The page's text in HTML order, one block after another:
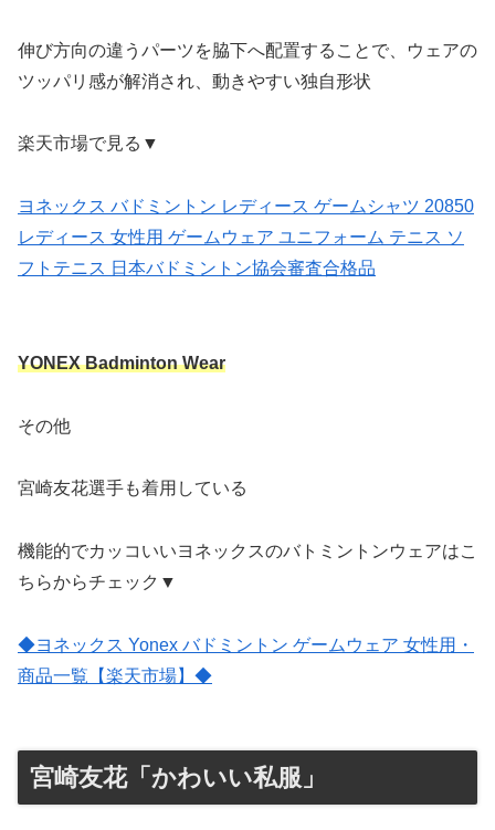
伸び方向の違うパーツを脇下へ配置することで、ウェアの
ツッパリ感が解消され、動きやすい独自形状
楽天市場で見る▼
ヨネックス バドミントン レディース ゲームシャツ 20850
レディース 女性用 ゲームウェア ユニフォーム テニス ソ
フトテニス 日本バドミントン協会審査合格品
YONEX Badminton Wear
その他
宮崎友花選手も着用している
機能的でカッコいいヨネックスのバトミントンウェアはこ
ちらからチェック▼
◆ヨネックス Yonex バドミントン ゲームウェア 女性用・
商品一覧【楽天市場】◆
宮崎友花「かわいい私服」